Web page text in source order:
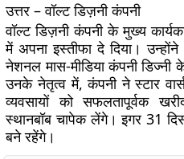
उत्तर – वॉल्ट डिज़नी कंपनी
वॉल्ट डिज़नी कंपनी के मुख्य
में अपना इस्तीफा दे दिया।
नेशनल मास-मीडिया कंपनी
उनके नेतृत्व में, कंपनी ने स्टार
व्यवसायों को सफलतापूर्वक
स्थानबॉब चापेक लेंगे। इगर 31
बने रहेंगे।